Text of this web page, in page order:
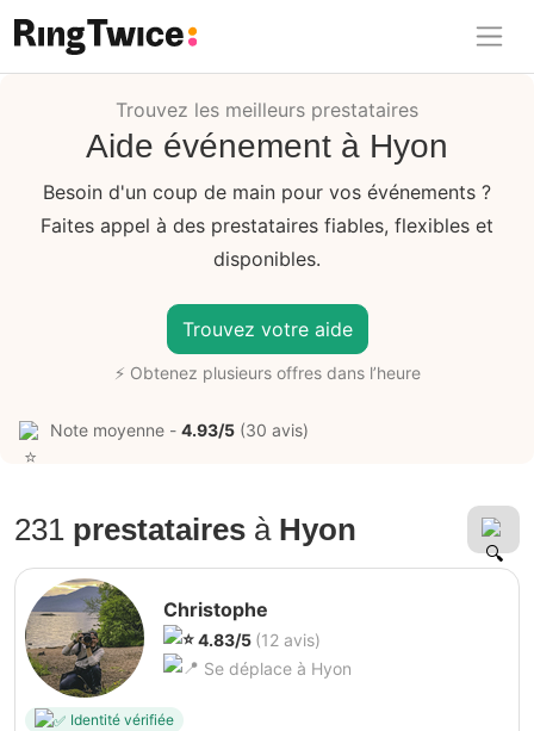
Ring Twice
Trouvez les meilleurs prestataires
Aide événement à Hyon
Besoin d'un coup de main pour vos événements ?
Faites appel à des prestataires fiables, flexibles et
disponibles.
Trouvez votre aide
⚡ Obtenez plusieurs offres dans l’heure
Note moyenne - 4.93/5 (30 avis)
231 prestataires à Hyon
Christophe
4.83/5 (12 avis)
Se déplace à Hyon
Identité vérifiée